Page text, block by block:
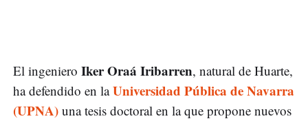
El ingeniero Iker Oraá Iribarren, natural de Huarte,
ha defendido en laUniversidad Pública de Navarra
(UPNA) una tesis doctoral en la que propone nuevos